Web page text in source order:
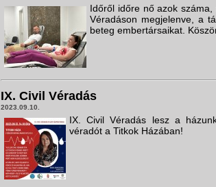
Időről időre nő azok
Véradáson megjelenve, a
beteg embertársaikat.
IX. Civil Véradás
2023.09.10.
IX. Civil Véradás lesz a
véradót a Titkok Házában!